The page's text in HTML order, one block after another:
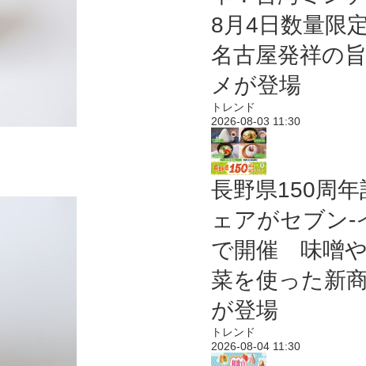
8月4日数量限定
名古屋発祥の
メが登場
トレンド
2026-08-03 11:30
長野県150周年
ェアがセブン-
で開催 味噌
菜を使った新
が登場
トレンド
2026-08-04 11:30